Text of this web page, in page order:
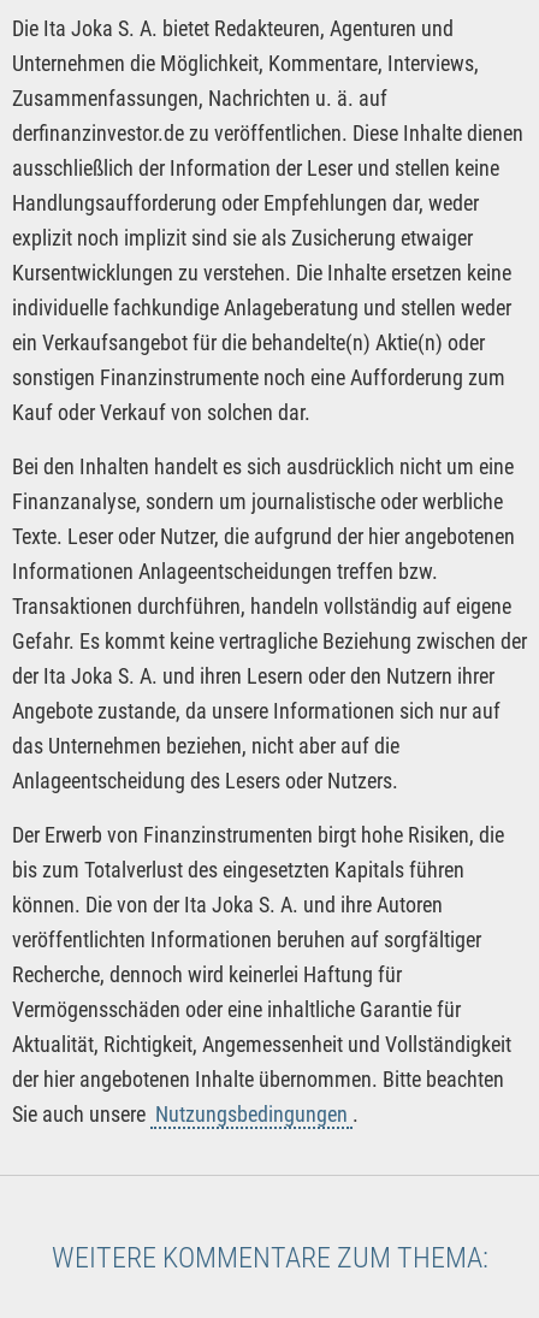
Die Ita Joka S. A. bietet Redakteuren, Agenturen und
Unternehmen die Möglichkeit, Kommentare, Interviews,
Zusammenfassungen, Nachrichten u. ä. auf
derfinanzinvestor.de zu veröffentlichen. Diese Inhalte dienen
ausschließlich der Information der Leser und stellen keine
Handlungsaufforderung oder Empfehlungen dar, weder
explizit noch implizit sind sie als Zusicherung etwaiger
Kursentwicklungen zu verstehen. Die Inhalte ersetzen keine
individuelle fachkundige Anlageberatung und stellen weder
ein Verkaufsangebot für die behandelte(n) Aktie(n) oder
sonstigen Finanzinstrumente noch eine Aufforderung zum
Kauf oder Verkauf von solchen dar.
Bei den Inhalten handelt es sich ausdrücklich nicht um eine
Finanzanalyse, sondern um journalistische oder werbliche
Texte. Leser oder Nutzer, die aufgrund der hier angebotenen
Informationen Anlageentscheidungen treffen bzw.
Transaktionen durchführen, handeln vollständig auf eigene
Gefahr. Es kommt keine vertragliche Beziehung zwischen der
der Ita Joka S. A. und ihren Lesern oder den Nutzern ihrer
Angebote zustande, da unsere Informationen sich nur auf
das Unternehmen beziehen, nicht aber auf die
Anlageentscheidung des Lesers oder Nutzers.
Der Erwerb von Finanzinstrumenten birgt hohe Risiken, die
bis zum Totalverlust des eingesetzten Kapitals führen
können. Die von der Ita Joka S. A. und ihre Autoren
veröffentlichten Informationen beruhen auf sorgfältiger
Recherche, dennoch wird keinerlei Haftung für
Vermögensschäden oder eine inhaltliche Garantie für
Aktualität, Richtigkeit, Angemessenheit und Vollständigkeit
der hier angebotenen Inhalte übernommen. Bitte beachten
Sie auch unsere Nutzungsbedingungen .
WEITERE KOMMENTARE ZUM THEMA: